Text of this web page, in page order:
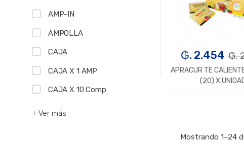
₲. 2.454 ₲.
APRACUR TE
(20) X
Mostrando 1–24
AMP-IN
AMPOLLA
CAJA
CAJA X 1 AMP
CAJA X 10 Comp
+ Ver más